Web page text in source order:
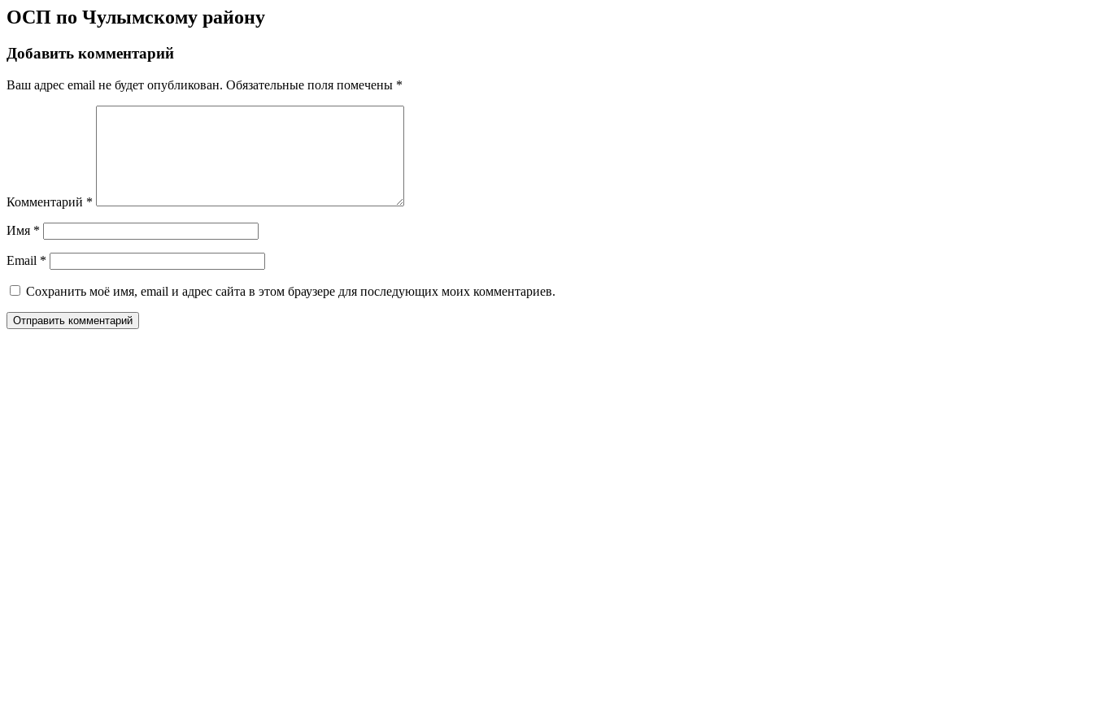
ОСП по Чулымскому району
Добавить комментарий
Ваш адрес email не будет опубликован. Обязательные поля помечены *
Комментарий *
Имя *
Email *
Сохранить моё имя, email и адрес сайта в этом браузере для последующих моих комментариев.